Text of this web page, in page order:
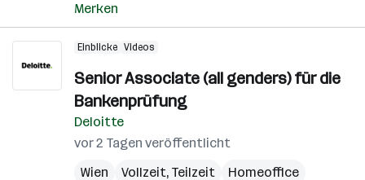
Merken
Einblicke Videos
Senior Associate (all genders) für die
Bankenprüfung
Deloitte
vor 2 Tagen veröffentlicht
Wien
Vollzeit, Teilzeit Homeoffice